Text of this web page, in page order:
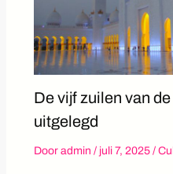
De vijf zuilen van
uitgelegd
Door admin / juli 7, 2025 /